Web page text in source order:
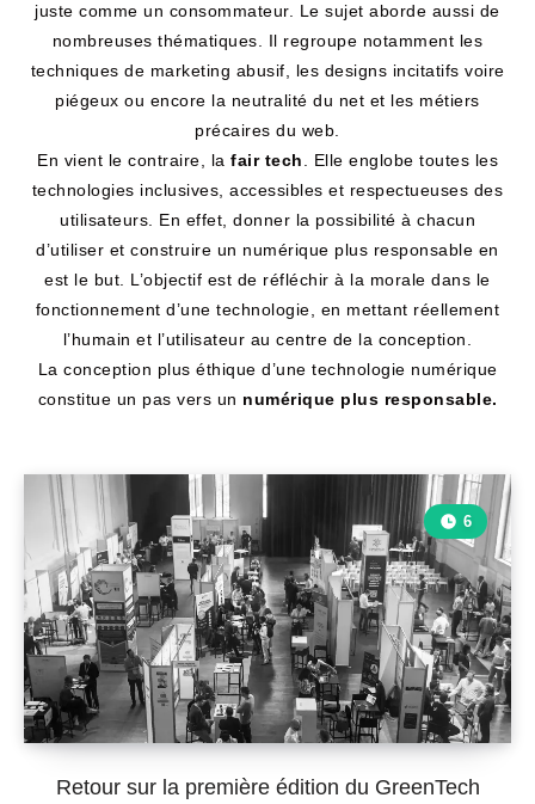
juste comme un consommateur. Le sujet aborde aussi de
nombreuses thématiques. Il regroupe notamment les
techniques de marketing abusif, les designs incitatifs voire
piégeux ou encore la neutralité du net et les métiers
précaires du web.
En vient le contraire, la fair tech . Elle englobe toutes les
technologies inclusives, accessibles et respectueuses des
utilisateurs. En effet, donner la possibilité à chacun
d’utiliser et construire un numérique plus responsable en
est le but
L’objectif est de réfléchir à la morale dans le
fonctionnement d’une technologie, en mettant réellement
l’humain et l’utilisateur au centre de la conception.
La conception plus éthique d’une technologie numérique
constitue un pas vers un numérique plus responsable.
Retour sur la première édition du GreenTech
6